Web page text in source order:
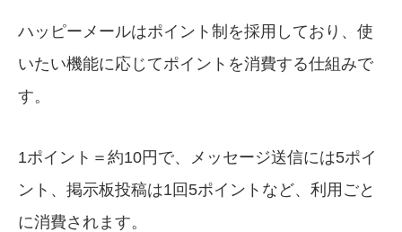
ハッピーメールはポイント制を採用しており、使
いたい機能に応じてポイントを消費する仕組みで
す。
1ポイント＝約10円で、メッセージ送信には5ポイ
ント、掲示板投稿は1回5ポイントなど、利用ごと
に消費されます。